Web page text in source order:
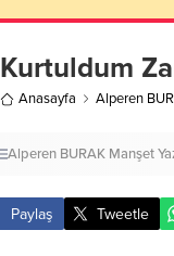
Kurtuldum
Anasayfa Alperen
Alperen BURAK Manşet
Paylaş Tweetle